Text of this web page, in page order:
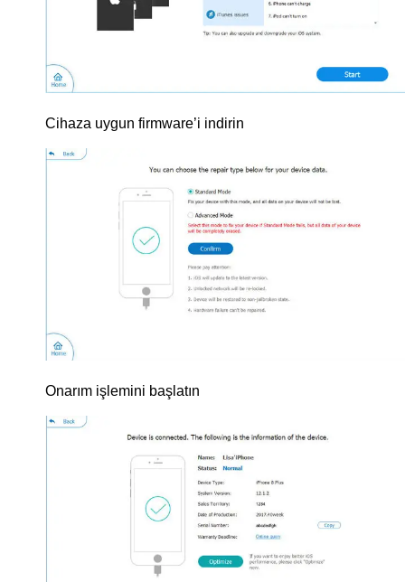
Cihaza uygun firmware’i indirin
Onarım işlemini başlatın